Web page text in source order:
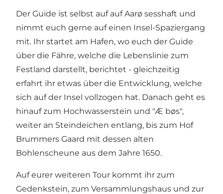
Der Guide ist selbst auf auf Aarø sesshaft und
nimmt euch gerne auf einen Insel-Spaziergang
mit. Ihr startet am Hafen, wo euch der Guide
über die Fähre, welche die Lebenslinie zum
Festland darstellt, berichtet - gleichzeitig
erfahrt ihr etwas über die Entwicklung, welche
sich auf der Insel vollzogen hat. Danach geht es
hinauf zum Hochwasserstein und "Æ bøs",
weiter an Steindeichen entlang, bis zum Hof
Brummers Gaard mit dessen alten
Bohlenscheune aus dem Jahre 1650.
Auf eurer weiteren Tour kommt ihr zum
Gedenkstein, zum Versammlungshaus und zur